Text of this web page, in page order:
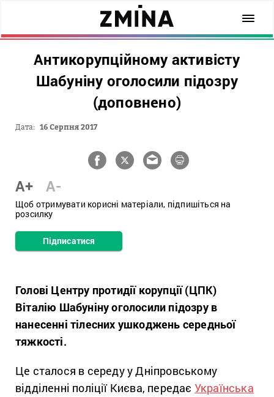
Антикорупційному активісту
Шабуніну оголосили підозру
(доповнено)
Дата: 16 Серпня 2017
A+ A-
Щоб отримувати корисні матеріали, підпишіться на
розсилку
Підписатися
Голові Центру протидії корупції (ЦПК)
Віталію Шабуніну оголосили підозру в
нанесенні тілесних ушкоджень середньої
тяжкості.
Це сталося в середу у Дніпровському
відділенні поліції Києва, передає Українська